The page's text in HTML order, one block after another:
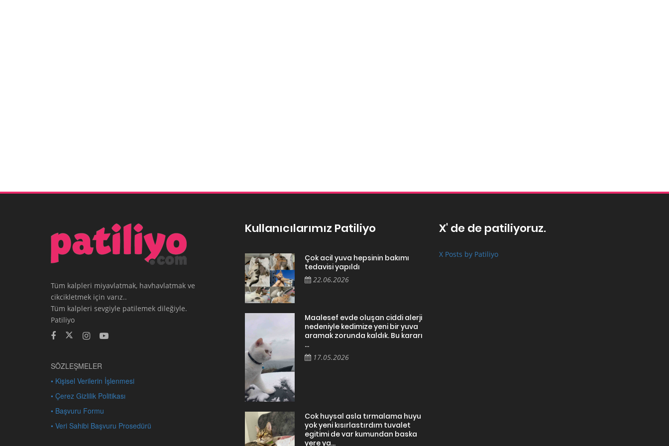
Tüm kalpleri miyavlatmak, havhavlatmak ve
cikcikletmek için varız..
Tüm kalpleri sevgiyle patilemek dileğiyle.
Patiliyo
SÖZLEŞMELER
• Kişisel Verilerin İşlenmesi
• Çerez Gizlilik Politikası
• Başvuru Formu
• Veri Sahibi Başvuru Prosedürü
Kullanıcılarımız Patiliyo
Çok acil yuva hepsinin bakımı
tedavisi yapıldı
22.06.2026
Maalesef evde oluşan ciddi alerji
nedeniyle kedimize yeni bir yuva
aramak zorunda kaldık. Bu kararı
...
17.05.2026
Cok huysal asla tırmalama huyu
yok yeni kısırlastırdım tuvalet
egitimi de var kumundan baska
yere ya...
X' de de patiliyoruz.
X Posts by Patiliyo